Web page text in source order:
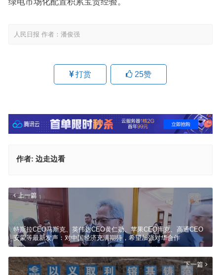
人民日报 作者：潘俊强
打赏 25赞
作者: 边走边看
上一篇
特斯拉CEO马斯克、英伟达CEO黄仁勋、苹果CEO库克、高通CEO
安蒙等最新发声：对中国经济充满期待，希望加强对华合作
下一篇